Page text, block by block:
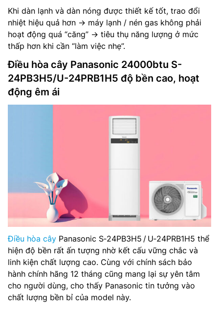
Khi dàn lạnh và dàn nóng được thiết kế tốt, trao đổi
nhiệt hiệu quả hơn → máy lạnh / nén gas không phải
hoạt động quá “căng” → tiêu thụ năng lượng ở mức
thấp hơn khi cần “làm việc nhẹ”.
Điều hòa cây Panasonic 24000btu S-
24PB3H5/U-24PRB1H5 độ bền cao, hoạt
động êm ái
Điều hòa cây Panasonic S‑24PB3H5 / U‑24PRB1H5 thể
hiện độ bền rất ấn tượng nhờ kết cấu vững chắc và
linh kiện chất lượng cao. Cùng với chính sách bảo
hành chính hãng 12 tháng cũng mang lại sự yên tâm
cho người dùng, cho thấy Panasonic tin tưởng vào
chất lượng bền bỉ của model này.